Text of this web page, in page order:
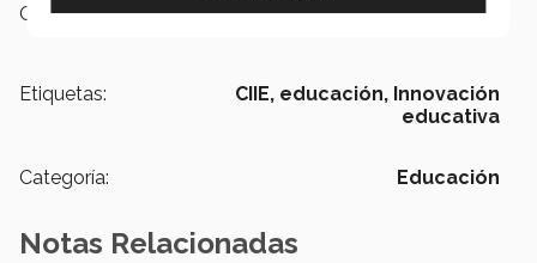
Campus: Nacional
Etiquetas: CIIE, educación, Innovación
educativa
Categoría: Educación
Notas Relacionadas